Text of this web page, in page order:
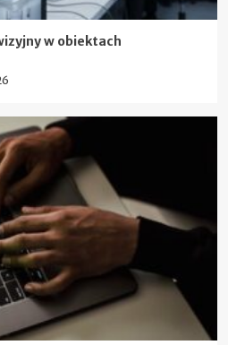
w obiektach